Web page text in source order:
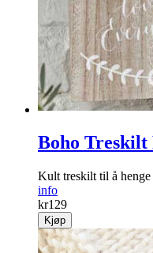
Boho Treskilt
Kult treskilt til å henge
info
kr129
Kjøp